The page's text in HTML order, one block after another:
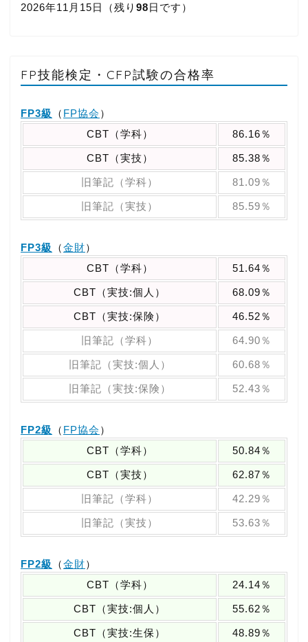
2026年11月15日（残り 98日です）
FP技能検定・CFP試験の合格率
FP3級 （ FP協会 ）
CBT（学科）
86.16％
CBT（実技） 85.38％
旧筆記（学科） 81.09％
旧筆記（実技） 85.59％
FP3級 （金財）
CBT（学科）
51.64％
CBT（実技:個人） 68.09％
CBT（実技:保険） 46.52％
旧筆記（学科） 64.90％
旧筆記（実技:個人） 60.68％
旧筆記（実技:保険） 52.43％
FP2級 （ FP協会 ）
CBT（学科）
50.84％
CBT（実技） 62.87％
旧筆記（学科） 42.29％
旧筆記（実技） 53.63％
FP2級 （金財）
CBT（学科）
24.14％
CBT（実技:個人） 55.62％
CBT（実技:生保） 48.89％